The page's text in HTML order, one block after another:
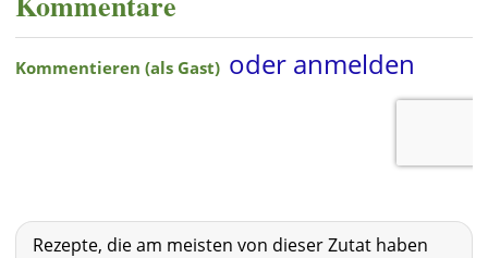
Rezepte, die am meisten von dieser Zutat haben